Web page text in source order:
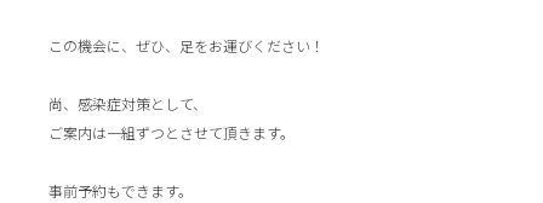
この機会に、ぜひ、足をお運びください！
尚、感染症対策として、
ご案内は一組ずつとさせて頂きます。
事前予約もできます。